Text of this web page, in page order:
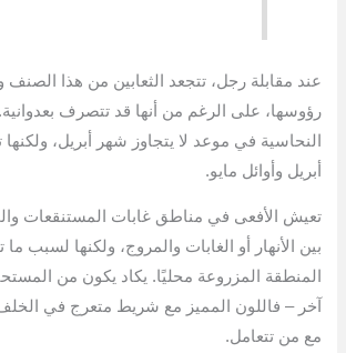
عند مقابلة رجل، تتجعد الثعابين من هذا الصنف
رؤوسها، على الرغم من أنها قد تتصرف
النحاسية في موعد لا يتجاوز شهر أبريل، ولكنها
أبريل وأوائل مايو.
تعيش الأفعى في مناطق غابات المستنقعات
بين الأنهار أو الغابات والمروج، ولكنها لسبب
المنطقة المزروعة محليًا. يكاد يكون من
آخر – فاللون المميز مع شريط متعرج في
مع من تتعامل.